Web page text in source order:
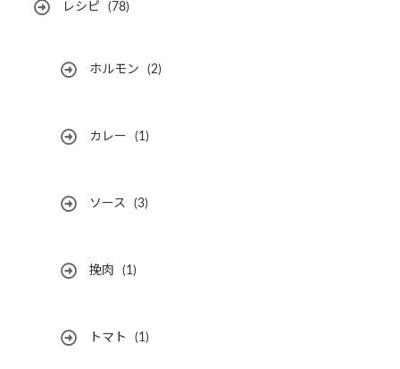
レシピ (78)
ホルモン (2)
カレー (1)
ソース (3)
挽肉 (1)
トマト (1)